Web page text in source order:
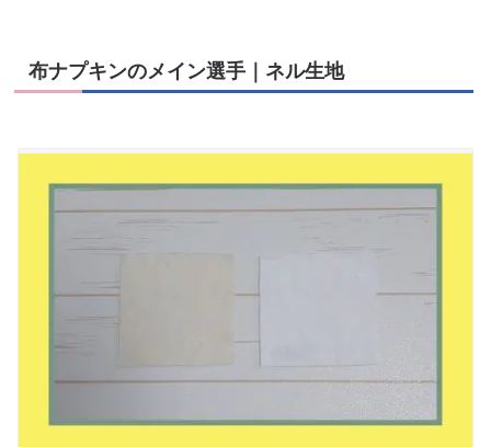
布ナプキンのメイン選手｜ネル生地